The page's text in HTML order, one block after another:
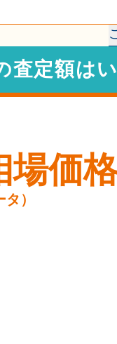
査定額は
場価
）